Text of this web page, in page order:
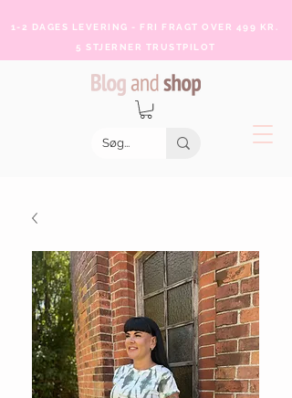
1-2 DAGES LEVERING - FRI FRAGT OVER 499 KR.
5 STJERNER TRUSTPILOT